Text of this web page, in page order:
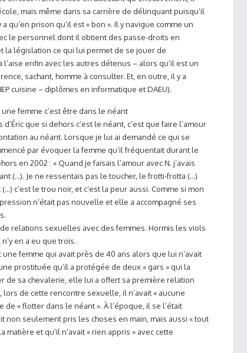
mais même dans sa carrière de délinquant puisqu’il
qu’en prison qu’il est « bon ». Il y navigue comme un
le personnel dont il obtient des passe-droits en
la législation ce qui lui permet de se jouer de
l’aise enfin avec les autres détenus – alors qu’il est un
sachant, homme à consulter. Et, en outre, il y a
cuisine – diplômes en informatique et DAEU).
femme c’est être dans le néant
que si dehors c’est le néant, c’est que faire l’amour
au néant. Lorsque je lui ai demandé ce qui se
par évoquer la femme qu’il fréquentait durant le
en 2002 : « Quand je faisais l’amour avec N. j’avais
(…). Je ne ressentais pas le toucher, le frotti-frotta (…)
c’est le trou noir, et c’est la peur aussi. Comme si mon
n’était pas nouvelle et elle a accompagné ses
relations sexuelles avec des femmes. Hormis les viols
en a eu que trois.
une femme qui avait près de 40 ans alors que lui n’avait
prostituée qu’il a protégée de deux « gars » qui la
de sa chevalerie, elle lui a offert sa première relation
de cette rencontre sexuelle, il n’avait « aucune
de « flotter dans le néant ». À l’époque, il se l’était
non seulement pris les choses en main, mais aussi « tout
matière et qu’il n’avait « rien appris » avec cette